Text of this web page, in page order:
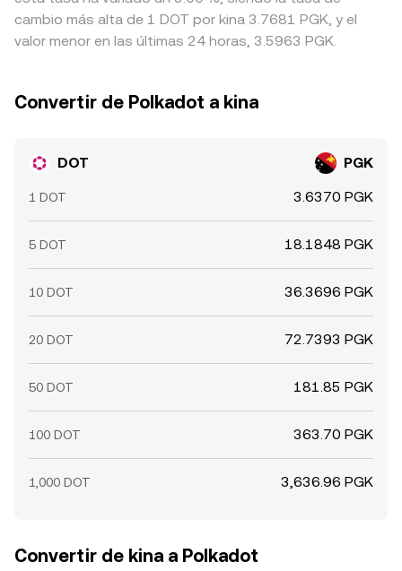
cambio más alta de 1 DOT por kina 3.7681 PGK, y el
valor menor en las últimas 24 horas, 3.5963 PGK.
Convertir de Polkadot a kina
DOT PGK
1 DOT 3.6370 PGK
5 DOT 18.1848 PGK
10 DOT 36.3696 PGK
20 DOT 72.7393 PGK
50 DOT 181.85 PGK
100 DOT 363.70 PGK
1,000 DOT 3,636.96 PGK
Convertir de kina a Polkadot